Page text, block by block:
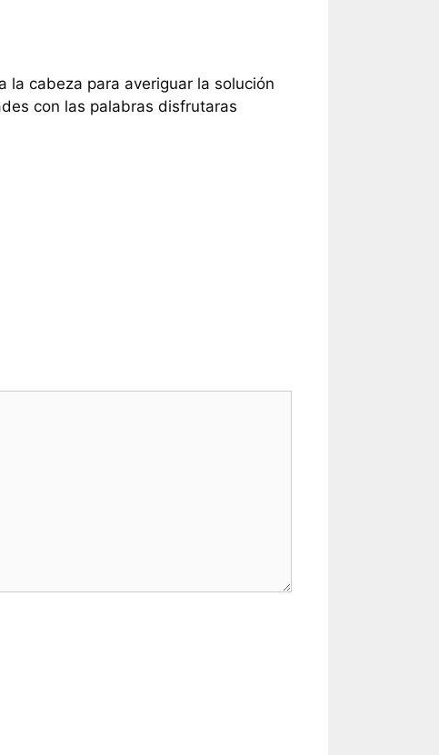
la cabeza para averiguar la solución
con las palabras disfrutaras